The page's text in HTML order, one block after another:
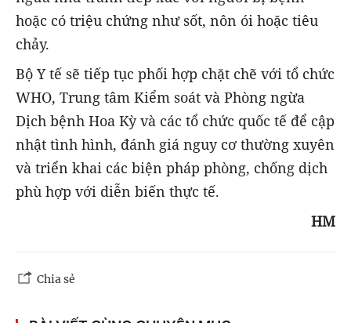
hoặc có triệu chứng như sốt, nôn ói hoặc tiêu
chảy.
Bộ Y tế sẽ tiếp tục phối hợp chặt chẽ với tổ chức
WHO, Trung tâm Kiểm soát và Phòng ngừa
Dịch bệnh Hoa Kỳ và các tổ chức quốc tế để cập
nhật tình hình, đánh giá nguy cơ thường xuyên
và triển khai các biện pháp phòng, chống dịch
phù hợp với diễn biến thực tế.
HM
Chia sẻ